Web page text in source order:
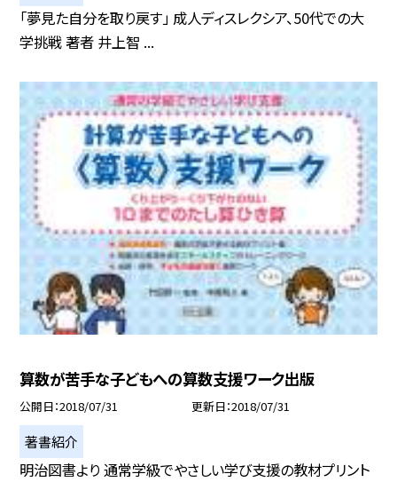
「夢見た自分を取り戻す」 成人ディスレクシア、50代での大
学挑戦 著者 井上智 ...
算数が苦手な子どもへの算数支援ワーク出版
公開日 2018/07/31 更新日 2018/07/31
著書紹介
明治図書より 通常学級でやさしい学び支援の教材プリント